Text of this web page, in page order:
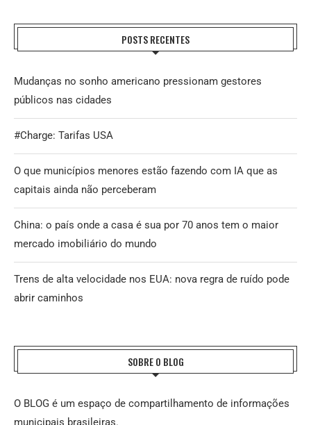
POSTS RECENTES
Mudanças no sonho americano pressionam gestores
públicos nas cidades
#Charge: Tarifas USA
O que municípios menores estão fazendo com IA que as
capitais ainda não perceberam
China: o país onde a casa é sua por 70 anos tem o maior
mercado imobiliário do mundo
Trens de alta velocidade nos EUA: nova regra de ruído pode
abrir caminhos
SOBRE O BLOG
O BLOG é um espaço de compartilhamento de informações
municipais brasileiras.